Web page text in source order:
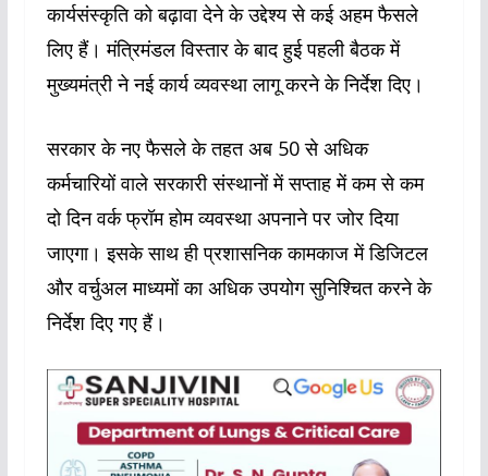
कार्यसंस्कृति को बढ़ावा देने के उद्देश्य से कई अहम फैसले
लिए हैं। मंत्रिमंडल विस्तार के बाद हुई पहली बैठक में
मुख्यमंत्री ने नई कार्य व्यवस्था लागू करने के निर्देश दिए।
सरकार के नए फैसले के तहत अब 50 से अधिक
कर्मचारियों वाले सरकारी संस्थानों में सप्ताह में कम से कम
दो दिन वर्क फ्रॉम होम व्यवस्था अपनाने पर जोर दिया
जाएगा। इसके साथ ही प्रशासनिक कामकाज में डिजिटल
और वर्चुअल माध्यमों का अधिक उपयोग सुनिश्चित करने के
निर्देश दिए गए हैं।